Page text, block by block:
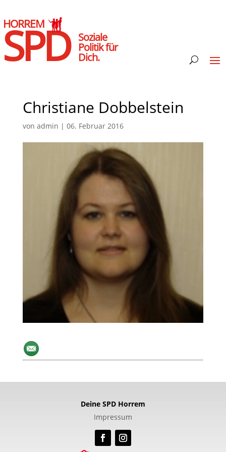
SPD
HORREM
Soziale
Politik für
Dich.
Christiane Dobbelstein
von admin | 06. Februar 2016
Deine SPD Horrem
Impressum